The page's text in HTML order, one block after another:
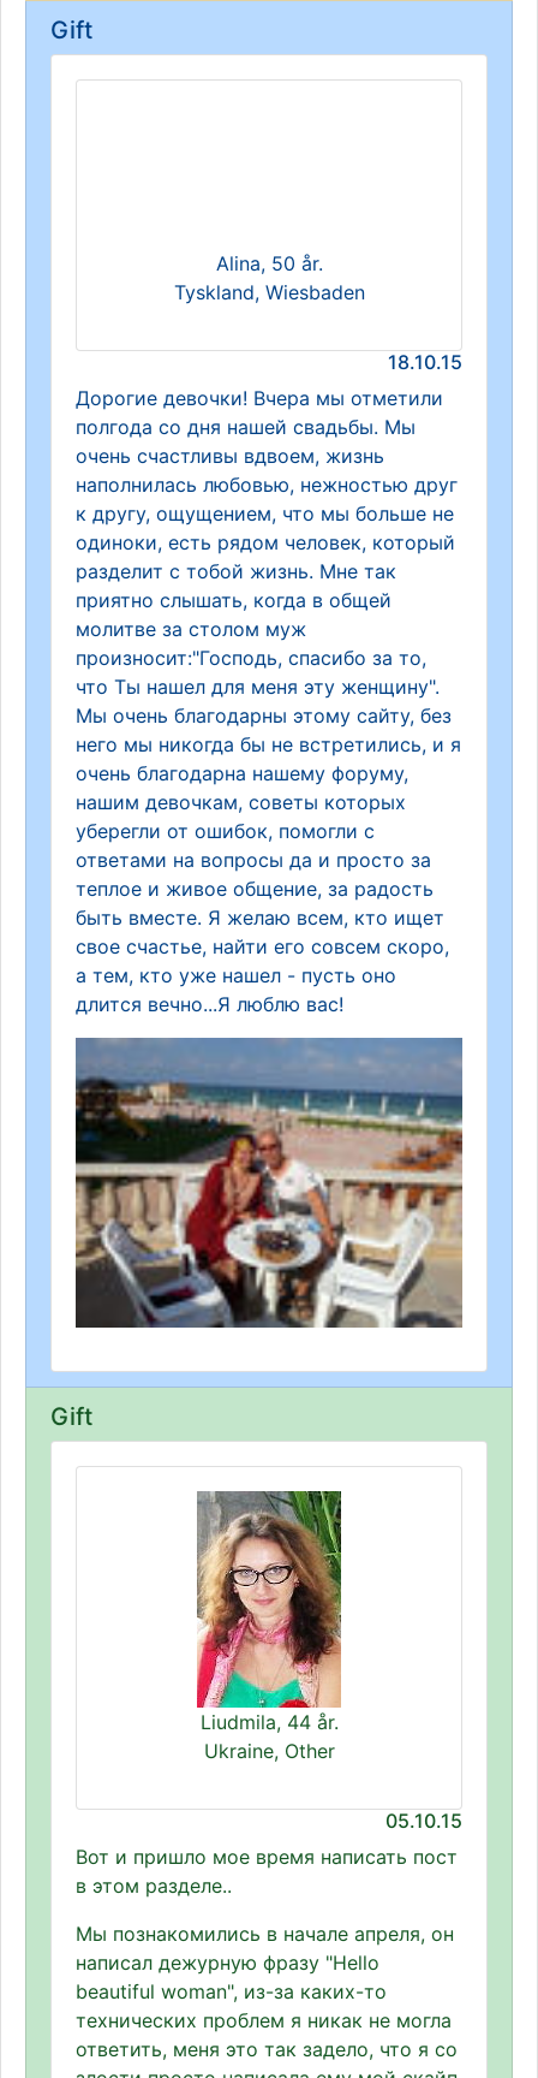
Gift
Alina, 50 år.
Tyskland, Wiesbaden
18.10.15
Дорогие девочки! Вчера мы отметили
полгода со дня нашей свадьбы. Мы
очень счастливы вдвоем, жизнь
наполнилась любовью, нежностью друг
к другу, ощущением, что мы больше не
одиноки, есть рядом человек, который
разделит с тобой жизнь. Мне так
приятно слышать, когда в общей
молитве за столом муж
произносит:"Господь, спасибо за то,
что Ты нашел для меня эту женщину".
Мы очень благодарны этому сайту, без
него мы никогда бы не встретились, и я
очень благодарна нашему форуму,
нашим девочкам, советы которых
уберегли от ошибок, помогли с
ответами на вопросы да и просто за
теплое и живое общение, за радость
быть вместе. Я желаю всем, кто ищет
свое счастье, найти его совсем скоро,
а тем, кто уже нашел - пусть оно
длится вечно...Я люблю вас!
Gift
Liudmila, 44 år.
Ukraine, Other
05.10.15
Вот и пришло мое время написать пост
в этом разделе..
Мы познакомились в начале апреля, он
написал дежурную фразу "Hello
beautiful woman", из-за каких-то
технических проблем я никак не могла
ответить, меня это так задело, что я со